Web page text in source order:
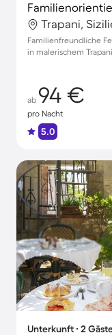
Trapani,
Familienfreundliche
in malerischem
ab 94 €
pro Nacht
5.0
Unterkunft ∙ 2